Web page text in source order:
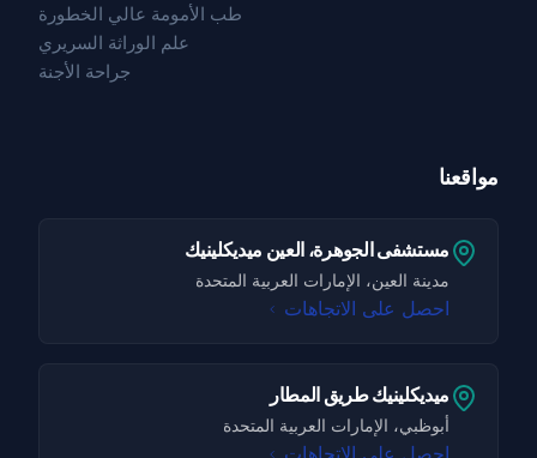
طب الأمومة عالي الخطورة
علم الوراثة السريري
جراحة الأجنة
مواقعنا
مستشفى الجوهرة، العين ميديكلينيك
مدينة العين، الإمارات العربية المتحدة
احصل على الاتجاهات
ميديكلينيك طريق المطار
أبوظبي، الإمارات العربية المتحدة